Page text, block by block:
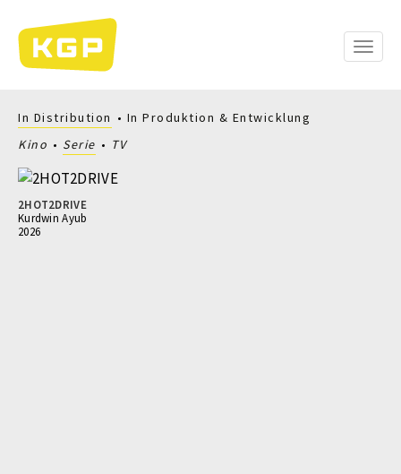
zum
Inhalt
Toggle
In Distribution
In Produktion & Entwicklung
Kino
Serie TV
2HOT2DRIVE
Kurdwin Ayub
2026